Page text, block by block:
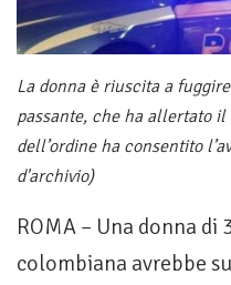
La donna è riuscita a
passante, che ha allertato il
dell’ordine ha consentito
d'archivio)
ROMA – Una donna
colombiana avrebbe